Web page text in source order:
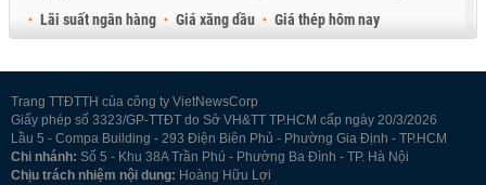
Lãi suất ngân hàng
Giá xăng dầu
Giá thép hôm nay
Trang TTĐTTH của công ty VietNewsCorp
Giấy phép số 3323/GP-TTĐT do Sở VH&TT TP.HCM cấp ngày 20/3/2026
Lầu 5 - Compa Building - 293 Điện Biên Phủ - Phường Gia Định - TP.HCM
Chi nhánh: Số 5 - Khu 38A Trần Phú - Phường Ba Đình - TP. Hà Nội
Chịu trách nhiệm nội dung: Hoàng Hữu Lợi